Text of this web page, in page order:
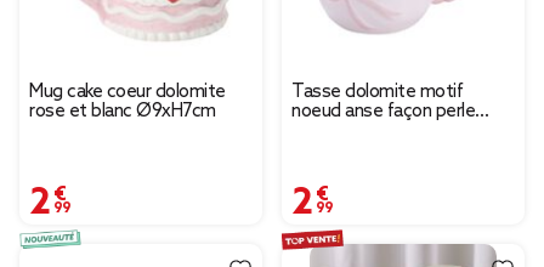
Mug cake coeur dolomite
rose et blanc Ø9xH7cm
2,99 €
Tasse dolomite motif
noeud anse façon perle
2,99 €